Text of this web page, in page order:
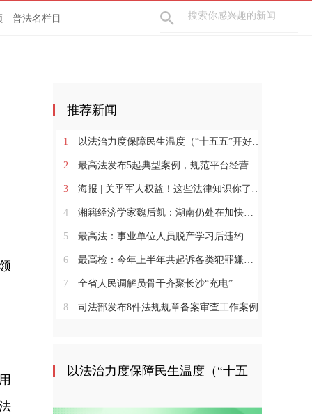
普法名栏目
推荐新闻
1 以法治力度保障民生温度（“十五五”开好局起好步）
2 最高法发布5起典型案例，规范平台经营保护消费者合法权益
3 海报 | 关乎军人权益！这些法律知识你了解吗？
4 湘籍经济学家魏后凯：湖南仍处在加快发展的过程中
5 最高法：事业单位人员脱产学习后违约离职需担责
6 最高检：今年上半年共起诉各类犯罪嫌疑人60.3万人
7 全省人民调解员骨干齐聚长沙“充电”
8 司法部发布8件法规规章备案审查工作案例
以法治力度保障民生温度（“十五